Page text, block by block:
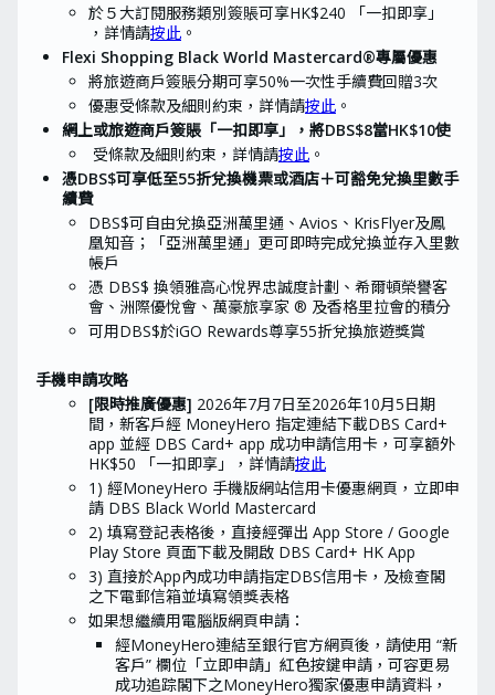
於５大訂閱服務類別簽賬可享HK$240 「一扣即享」
，詳情請按此 。
Flexi Shopping Black World Mastercard®專屬優惠
將旅遊商戶簽賬分期可享50%一次性手續費回贈3次
優惠受條款及細則約束，詳情請按此 。
網上或旅遊商戶簽賬「一扣即享」，將DBS$8當HK$10使
受條款及細則約束，詳情請按此 。
憑DBS$可享低至55折兌換機票或酒店＋可豁免兌換里數手
續費
DBS$可自由兌換亞洲萬里通、Avios、KrisFlyer及鳳
凰知音；「亞洲萬里通」更可即時完成兌換並存入里數
帳戶
憑 DBS$ 換領雅高心悅界忠誠度計劃、希爾頓榮譽客
會、洲際優悅會、萬豪旅享家 ® 及香格里拉會的積分
可用DBS$於iGO Rewards尊享55折兌換旅遊獎賞
手機申請攻略
[限時推廣優惠] 2026年7月7日至2026年10月5日期
間，新客戶經 MoneyHero 指定連結下載DBS Card+
app 並經 DBS Card+ app 成功申請信用卡，可享額外
HK$50 「一扣即享」，詳情請按此
1) 經MoneyHero 手機版網站信用卡優惠網頁，立即申
請 DBS Black World Mastercard
2) 填寫登記表格後，直接經彈出 App Store / Google
Play Store 頁面下載及開啟 DBS Card+ HK App
3) 直接於App內成功申請指定DBS信用卡，及檢查閣
之下電郵信箱並填寫領獎表格
如果想繼續用電腦版網頁申請：
經MoneyHero連結至銀行官方網頁後，請使用 “新
客戶” 欄位「立即申請」紅色按鍵申請，可容更易
成功追踪閣下之MoneyHero獨家優惠申請資料，